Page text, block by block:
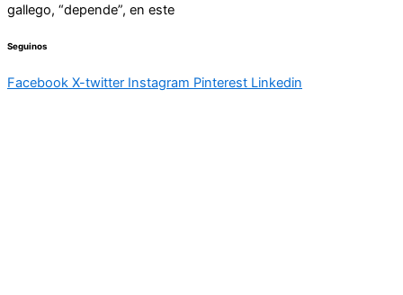
gallego, “depende”, en este
Seguinos
Facebook X-twitter Instagram Pinterest Linkedin